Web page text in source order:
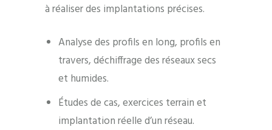
à réaliser des implantations précises.
Analyse des profils en long, profils en
travers, déchiffrage des réseaux secs
et humides.
Études de cas, exercices terrain et
implantation réelle d’un réseau.